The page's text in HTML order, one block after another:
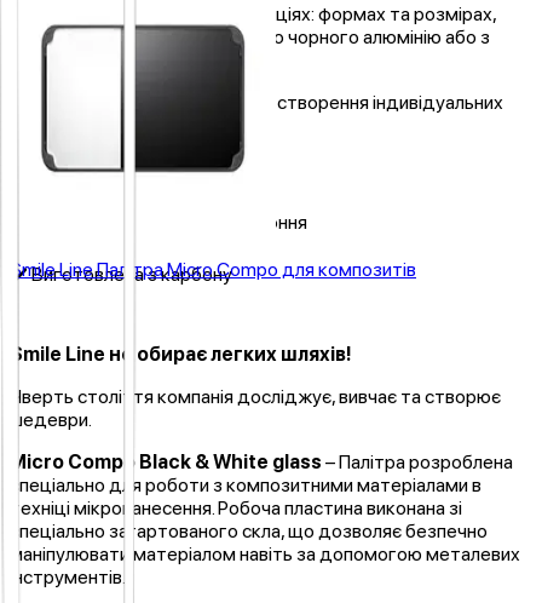
Випускаються в різних комбінаціях: формах та розмірах,
виготовляються з анодованого чорного алюмінію або з
цінних порід дерев.
Можливі тисячі комбінацій для створення індивідуальних
✔️ Модель4100-CA
✔️ Ручка стандратна 2-х стороння
✔️ Виготовлена з карбону
Smile Line Палітра Micro Compo для композитів
Smile Line не обирає легких шляхів!
Чверть століття компанія досліджує, вивчає та створює
шедеври.
Micro Compo Black & White glass –Палітра розроблена
спеціально для роботи з композитними матеріалами в
техніці мікронанесення. Робоча пластина виконана зі
спеціально загартованого скла, що дозволяє безпечно
маніпулювати матеріалом навіть за допомогою металевих
інструментів.